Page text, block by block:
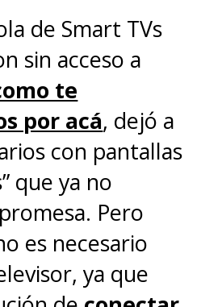
simplificación ignora
casi la mitad
y que
diseñada para
BRAVIA,
. Este
superficiales,
a copiar y pegar
sin análisis,
a la
de Smart TVs
sin acceso a
te
por acá, dejó a
con pantallas
que ya no
Pero
es necesario
ya que